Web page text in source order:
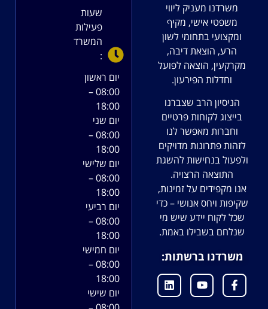
משרדנו מעניק ליווי
משפטי אישי, מקיף
ומקצועי בתחומי לשון
הרע, הוצאת דיבה,
מקרקעין, הוצאה לפועל
וחדלות הפירעון.
הניסיון הרב שצברנו
בייצוג לקוחות פרטיים
וחברות מאפשר לנו
לזהות פתרונות מדויקים
ולפעול בנחישות להשגת
התוצאה הרצויה.
אנו מקפידים על זמינות,
שקיפות ויחס אנושי – כדי
שכל לקוח יידע שיש מי
שנלחם בשבילו באמת.
משרדנו ברשתות:
שעות
פעילות
המשרד
:
יום ראשון
08:00 –
18:00
יום שני
08:00 –
18:00
יום שלישי
08:00 –
18:00
יום רביעי
08:00 –
18:00
יום חמישי
08:00 –
18:00
יום שישי